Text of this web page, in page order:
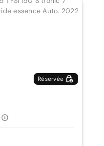
Réservée